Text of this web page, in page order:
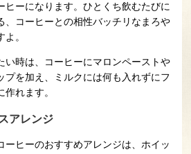
ヒーになります。ひとくち飲むたびに
、コーヒーとの相性バッチリなまろや
。
い時は、コーヒーにマロンペーストや
プを加え、ミルクには何も入れずにフ
れます。
アレンジ
ーヒーのおすすめアレンジは、ホイッ